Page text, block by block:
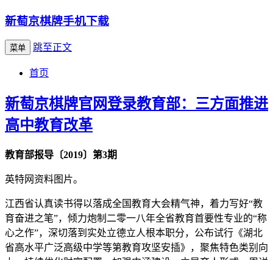
新萄京棋牌手机下载
菜单 跳至正文
首页
新萄京棋牌官网登录教育部：三方面推进
高中教育改革
教育部报导〔2019〕第3期
英特网资料图片。
江西省认真读书得以落成全国教育大会精气神，着力写好“教
育奋进之笔”，倾力炮制二零一八年全省教育首要性专业的“称
心之作”，深切落到实处立德立人根本职分，公布试行《湖北
省高水平广泛高级中学等第教育攻坚安插》，聚焦特色类别向